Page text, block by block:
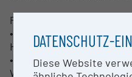
Prozessanalyse
• Gefügeanalyse und
Herstellungsprozesses
• Validierung und
DATENSCHUTZ-
Diese Website